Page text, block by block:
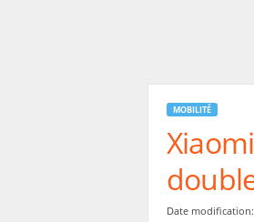
MOBILITÉ
Date